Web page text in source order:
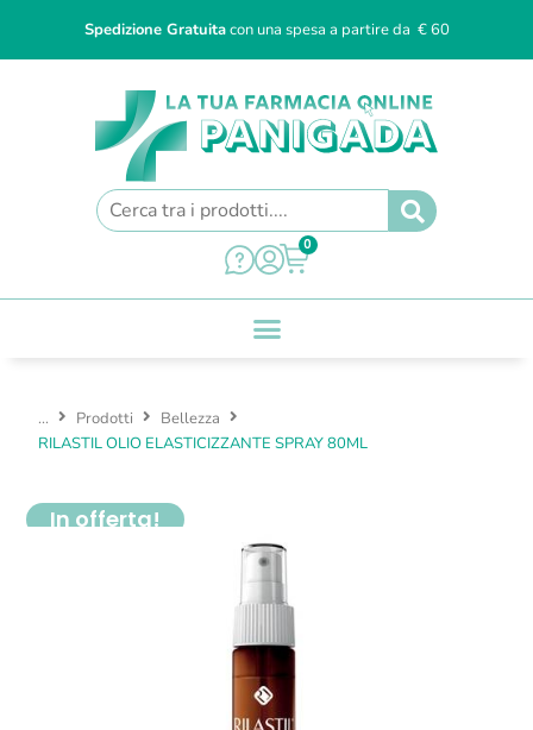
Spedizione Gratuitacon una spesa a partire da € 60
0
... Prodotti
Bellezza
RILASTIL OLIO ELASTICIZZANTE SPRAY 80ML
In offerta!